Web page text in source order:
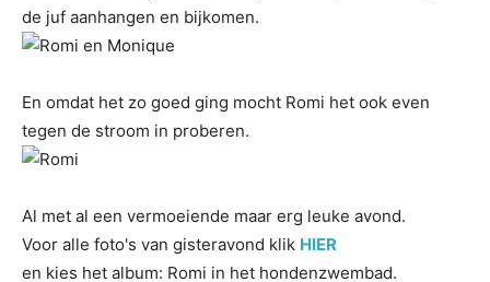
de juf aanhangen en bijkomen.
En omdat het zo goed ging mocht Romi het ook even
tegen de stroom in proberen.
Al met al een vermoeiende maar erg leuke avond.
Voor alle foto's van gisteravond klik HIER
en kies het album: Romi in het hondenzwembad.